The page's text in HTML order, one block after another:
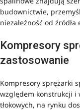
budownictwie,
niezależność od źródła
Kompresory
zastosowanie
Kompresory sprężarki
względem konstrukcji i
tłokowych, na rynku